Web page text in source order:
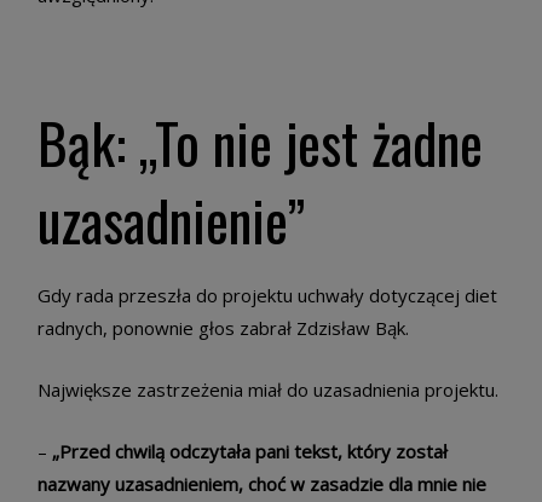
Bąk: „To nie jest żadne
uzasadnienie”
Gdy rada przeszła do projektu uchwały dotyczącej diet
radnych, ponownie głos zabrał Zdzisław Bąk.
Największe zastrzeżenia miał do uzasadnienia projektu.
– „Przed chwilą odczytała pani tekst, który został
nazwany uzasadnieniem, choć w zasadzie dla mnie nie